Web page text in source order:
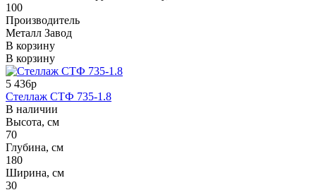
100
Производитель
Металл Завод
В корзину
В корзину
5 436р
Стеллаж СТФ 735-1.8
В наличии
Высота, см
70
Глубина, см
180
Ширина, см
30